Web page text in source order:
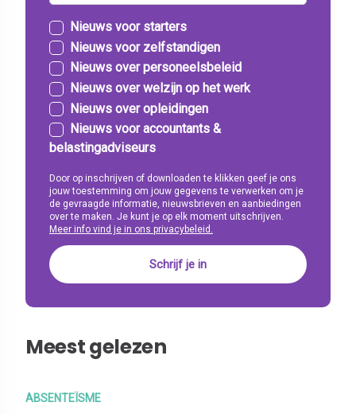
Nieuws voor starters
Nieuws voor zelfstandigen
Nieuws over personeelsbeleid
Nieuws over welzijn op het werk
Nieuws over opleidingen
Nieuws voor accountants &
belastingadviseurs
Door op inschrijven of downloaden te klikken geef je ons
jouw toestemming om jouw gegevens te verwerken om je
de gevraagde informatie, nieuwsbrieven en aanbiedingen
over te maken. Je kunt je op elk moment uitschrijven.
Meer info vind je in ons privacybeleid.
Meest gelezen
ABSENTEÏSME